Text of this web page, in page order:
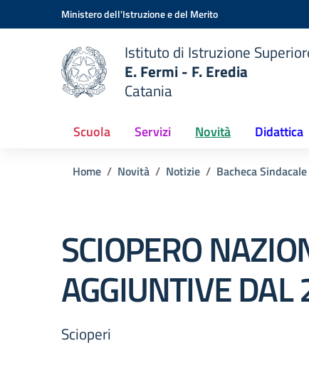
Vai ai contenuti
Vai al menu di navigazioneMinistero dell'Istruzione e del Merito
scuola
Istituto di Istruzione
E. Fermi - F. Eredia
Catania
Scuola Servizi Novità Didattica
Home Novità Notizie Bacheca Sindacale
SCIOPERO
AGGIUNTIVE
Scioperi